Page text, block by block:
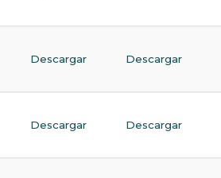
Descargar Descargar
Descargar Descargar